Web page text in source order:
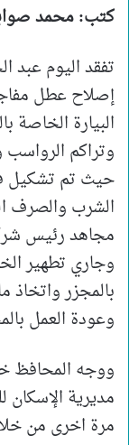
كتب: محمد
تفقد اليوم عبد
إصلاح عطل
البيارة الخاصة
وتراكم الرواسب
حيث تم تشكيل
الشرب والصرف
مجاهد رئيس
وجاري تطهير
بالمجزر واتخاذ
وعودة العمل
ووجه المحافظ
مديرية
مرة اخرى من